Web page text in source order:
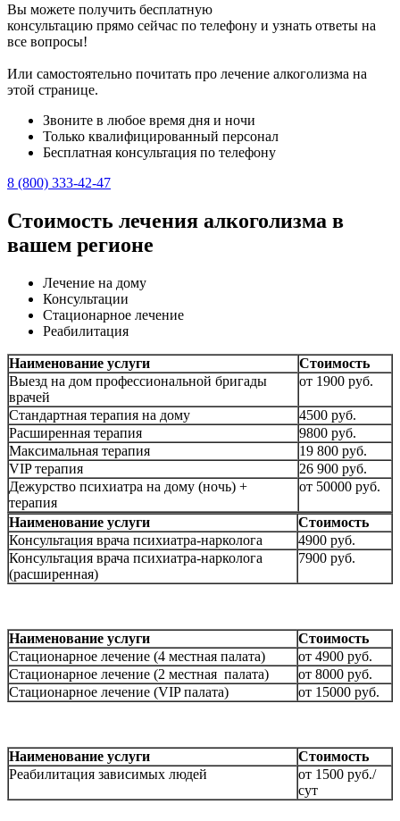
Вы можете получить бесплатную
консультацию прямо сейчас по телефону и узнать ответы на
все вопросы!
Или самостоятельно почитать про лечение алкоголизма на
этой странице.
Звоните в любое время дня и ночи
Только квалифицированный персонал
Бесплатная консультация по телефону
8 (800) 333-42-47
Стоимость лечения алкоголизма в
вашем регионе
Лечение на дому
Консультации
Стационарное лечение
Реабилитация
Наименование услуги
Стоимость
Выезд на дом профессиональной бригады
врачей
от 1900 руб.
Стандартная терапия на дому
4500 руб.
Расширенная терапия
9800 руб.
Максимальная терапия
19 800 руб.
VIP терапия
26 900 руб.
Дежурство психиатра на дому (ночь) +
терапия
от 50000 руб.
Наименование услуги
Стоимость
Консультация врача психиатра-нарколога
4900 руб.
Консультация врача психиатра-нарколога
(расширенная)
7900 руб.
Наименование услуги
Стоимость
Стационарное лечение (4 местная палата)
от 4900 руб.
Стационарное лечение (2 местная палата)
от 8000 руб.
Стационарное лечение (VIP палата)
от 15000 руб.
Наименование услуги
Стоимость
Реабилитация зависимых людей
от 1500 руб./
сут